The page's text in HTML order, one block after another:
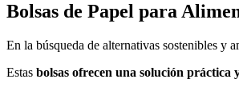
Bolsas de Papel para
En la búsqueda de alternativas sostenibles y
Estas bolsas ofrecen una solución práctica